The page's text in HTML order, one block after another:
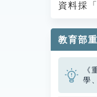
資料採「
教育部
《
學